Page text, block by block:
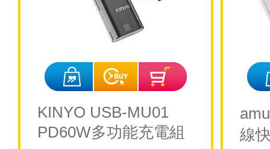
KINYO USB-MU01
PD60W多功能充電組
線